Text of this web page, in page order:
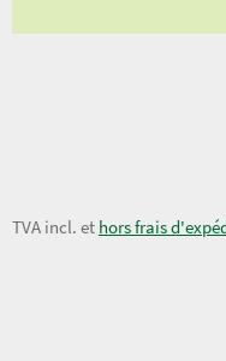
15,00 €
TVA incl. et hors frais